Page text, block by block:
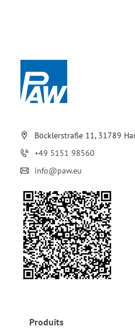
Böcklerstraße 11, 31789
+49 5151 98560
info@paw.eu
Produits